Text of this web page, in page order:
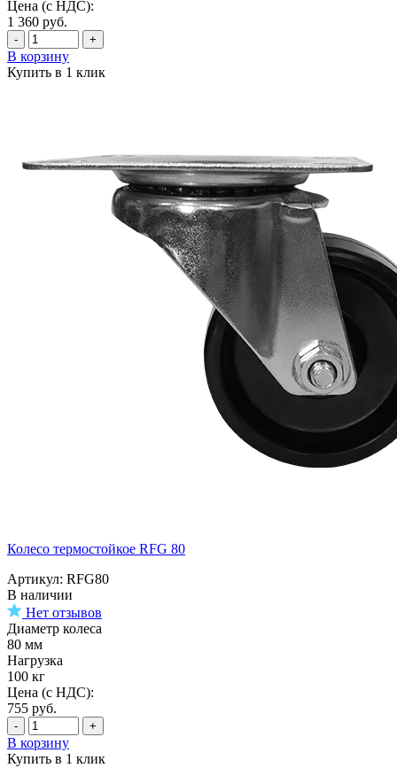
Цена (с НДС):
1 360 руб.
- +
В корзину
Купить в 1 клик
Колесо термостойкое RFG 80
Артикул: RFG80
В наличии
Нет отзывов
Диаметр колеса
80 мм
Нагрузка
100 кг
Цена (с НДС):
755 руб.
- +
В корзину
Купить в 1 клик